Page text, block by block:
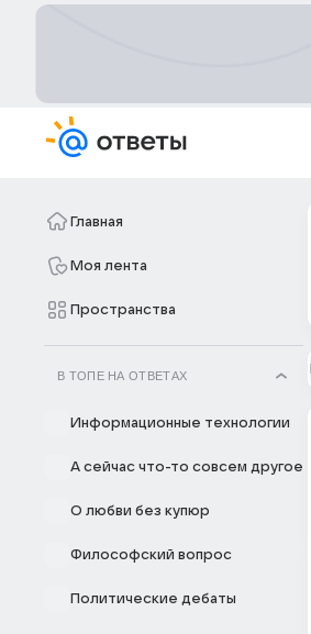
Главная
Моя лента
Пространства
В ТОПЕ НА ОТВЕТАХ
Информационные технологии
А сейчас что-то совсем другое
О любви без купюр
Философский вопрос
Политические дебаты